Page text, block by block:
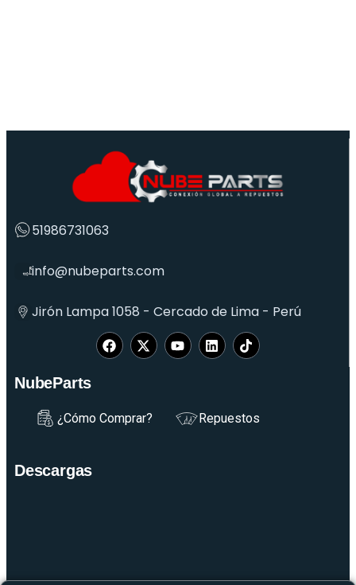
51986731063
info@nubeparts.com
Jirón Lampa 1058 - Cercado de Lima - Perú
NubeParts
¿Cómo Comprar? Repuestos
Descargas